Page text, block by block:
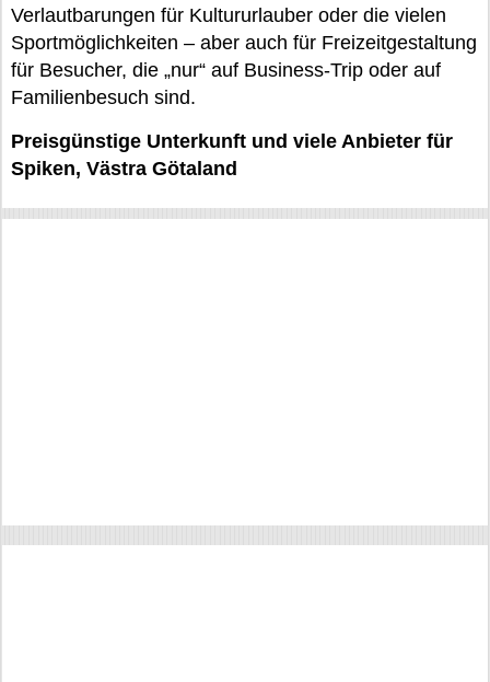
Verlautbarungen für Kultururlauber oder die vielen
Sportmöglichkeiten – aber auch für Freizeitgestaltung
für Besucher, die „nur“ auf Business-Trip oder auf
Familienbesuch sind.
Preisgünstige Unterkunft und viele Anbieter für
Spiken, Västra Götaland